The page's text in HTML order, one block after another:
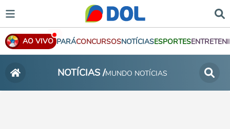
AO VIVO PARÁCONCURSOSNOTÍCIASESPORTES
NOTÍCIAS /MUNDO NOTÍCIAS